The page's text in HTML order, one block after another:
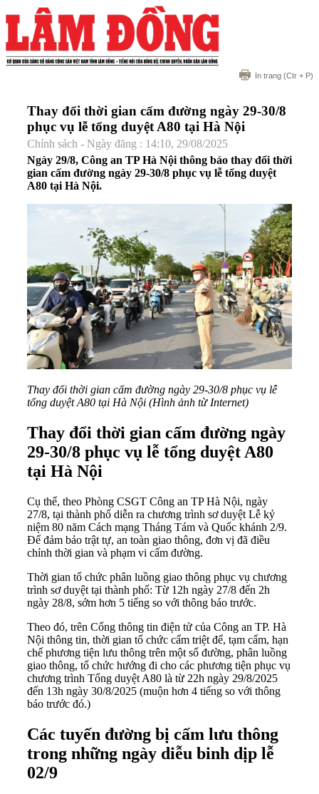
In trang (Ctr + P)
Thay đổi thời gian cấm đường ngày 29-30/8
phục vụ lễ tổng duyệt A80 tại Hà Nội
Chính sách - Ngày đăng : 14:10, 29/08/2025
Ngày 29/8, Công an TP Hà Nội thông báo thay đổi thời
gian cấm đường ngày 29-30/8 phục vụ lễ tổng duyệt
A80 tại Hà Nội.
Thay đổi thời gian cấm đường ngày 29-30/8 phục vụ lễ
tổng duyệt A80 tại Hà Nội (Hình ảnh từ Internet)
Thay đổi thời gian cấm đường ngày
29-30/8 phục vụ lễ tổng duyệt A80
tại Hà Nội
Cụ thể, theo Phòng CSGT Công an TP Hà Nội, ngày
27/8, tại thành phố diễn ra chương trình sơ duyệt Lễ kỷ
niệm 80 năm Cách mạng Tháng Tám và Quốc khánh 2/9.
Để đảm bảo trật tự, an toàn giao thông, đơn vị đã điều
chỉnh thời gian và phạm vi cấm đường.
Thời gian tổ chức phân luồng giao thông phục vụ chương
trình sơ duyệt tại thành phố: Từ 12h ngày 27/8 đến 2h
ngày 28/8, sớm hơn 5 tiếng so với thông báo trước.
Theo đó, trên Cổng thông tin điện tử của Công an TP. Hà
Nội thông tin, thời gian tổ chức cấm triệt để, tạm cấm, hạn
chế phương tiện lưu thông trên một số đường, phân luồng
giao thông, tổ chức hướng đi cho các phương tiện phục vụ
chương trình Tổng duyệt A80 là từ 22h ngày 29/8/2025
đến 13h ngày 30/8/2025 (muộn hơn 4 tiếng so với thông
báo trước đó.)
Các tuyến đường bị cấm lưu thông
trong những ngày diễu binh dịp lễ
02/9